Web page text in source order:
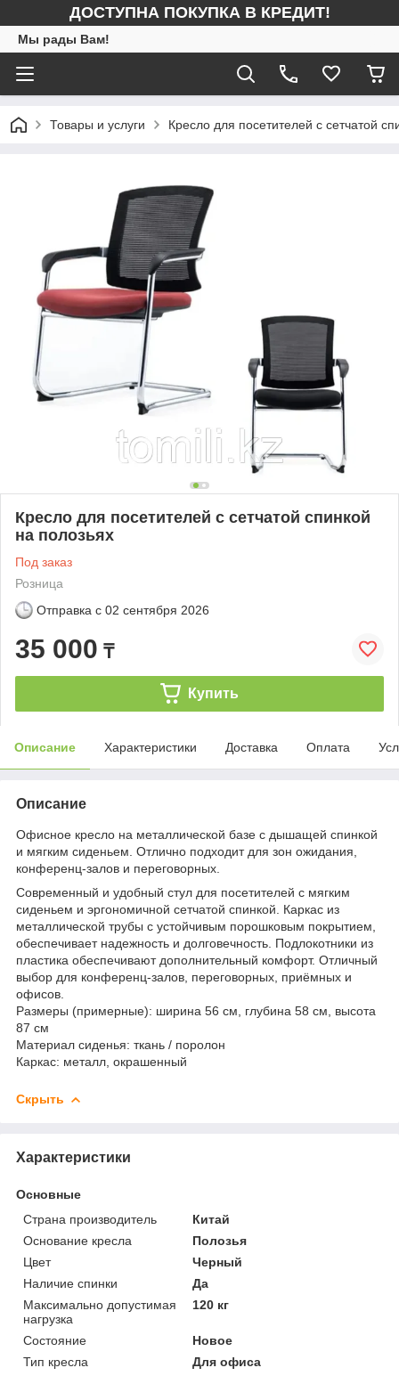
ДОСТУПНА ПОКУПКА В КРЕДИТ!
Мы рады Вам!
Товары и услуги Кресло для посетителей с сетчатой
Кресло для посетителей с сетчатой спинкой
на полозьях
Под заказ
Розница
Отправка с 02 сентября 2026
35 000 ₸
Купить
Описание Характеристики Доставка Оплата
Описание
Офисное кресло на металлической базе с дышащей спинкой
и мягким сиденьем. Отлично подходит для зон ожидания,
конференц-залов и переговорных.
Современный и удобный стул для посетителей с мягким
сиденьем и эргономичной сетчатой спинкой. Каркас из
металлической трубы с устойчивым порошковым покрытием,
обеспечивает надежность и долговечность. Подлокотники из
пластика обеспечивают дополнительный комфорт. Отличный
выбор для конференц-залов, переговорных, приёмных и
офисов.
Размеры (примерные): ширина 56 см, глубина 58 см, высота
87 см
Материал сиденья: ткань / поролон
Каркас: металл, окрашенный
Скрыть
Характеристики
Основные
Страна производитель
Китай
Основание кресла
Полозья
Цвет
Черный
Наличие спинки
Да
Максимально допустимая
нагрузка
120 кг
Состояние
Новое
Тип кресла
Для офиса